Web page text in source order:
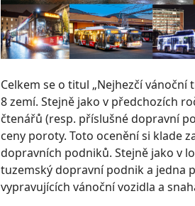
Celkem se o titul „Nejhezčí
8 zemí. Stejně jako v předchozích
čtenářů (resp. příslušné dopravní
ceny poroty. Toto ocenění si klade
dopravních podniků. Stejně jako v
tuzemský dopravní podnik a jedna
vypravujících vánoční vozidla a